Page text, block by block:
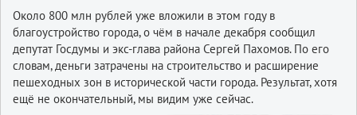
Около 800 млн рублей уже вложили в этом году в
благоустройство города, о чём в начале декабря сообщил
депутат Госдумы и экс-глава района Сергей Пахомов. По его
словам, деньги затрачены на строительство и расширение
пешеходных зон в исторической части города. Результат, хотя
ещё не окончательный, мы видим уже сейчас.